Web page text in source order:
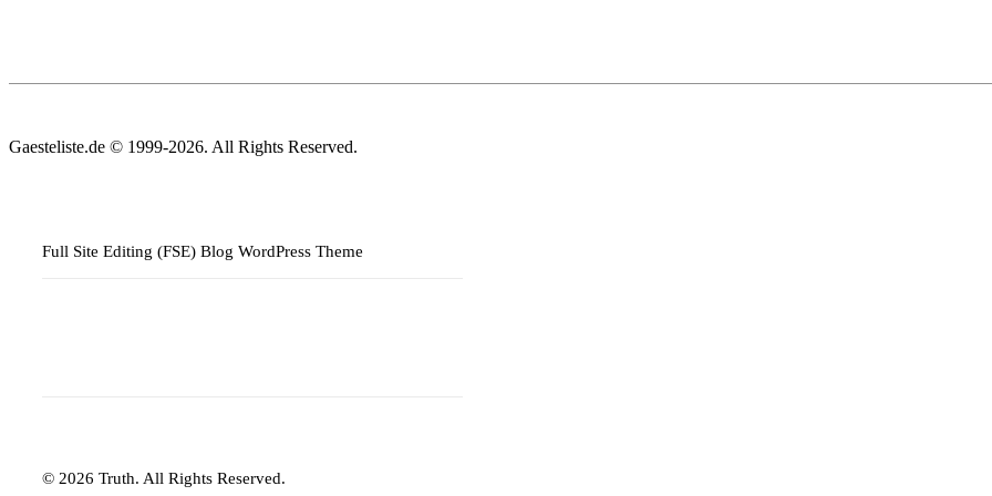
Gaesteliste.de © 1999-2026. All Rights Reserved.
Full Site Editing (FSE) Blog WordPress Theme
© 2026 Truth. All Rights Reserved.